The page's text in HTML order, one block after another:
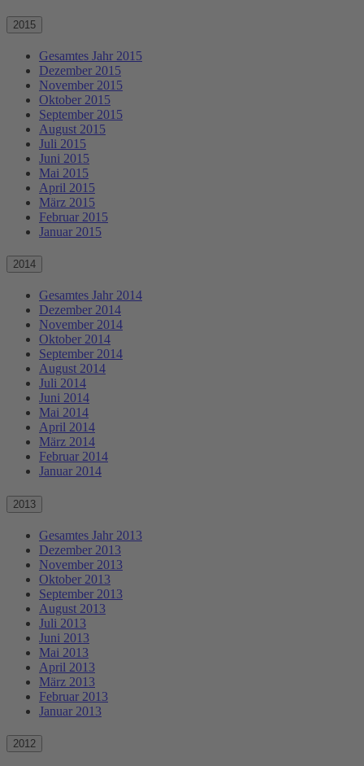
2015
Gesamtes Jahr 2015
Dezember 2015
November 2015
Oktober 2015
September 2015
August 2015
Juli 2015
Juni 2015
Mai 2015
April 2015
März 2015
Februar 2015
Januar 2015
2014
Gesamtes Jahr 2014
Dezember 2014
November 2014
Oktober 2014
September 2014
August 2014
Juli 2014
Juni 2014
Mai 2014
April 2014
März 2014
Februar 2014
Januar 2014
2013
Gesamtes Jahr 2013
Dezember 2013
November 2013
Oktober 2013
September 2013
August 2013
Juli 2013
Juni 2013
Mai 2013
April 2013
März 2013
Februar 2013
Januar 2013
2012